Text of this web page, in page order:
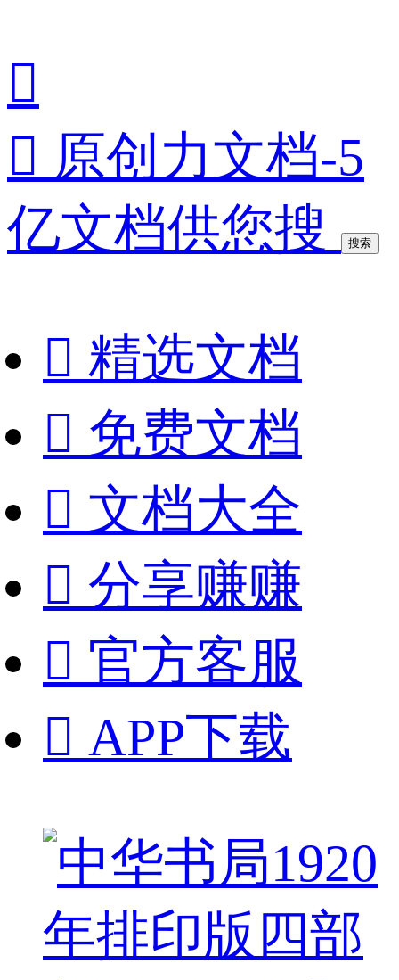

 原创力文档-5
亿文档供您搜
搜索
 精选文档
 免费文档
 文档大全
 分享赚赚
 官方客服
 APP下载